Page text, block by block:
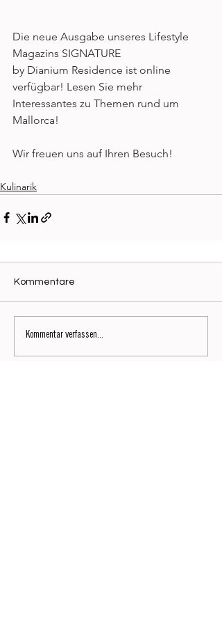
Die neue Ausgabe unseres Lifestyle
Magazins SIGNATURE
by Dianium Residence ist online
verfügbar! Lesen Sie mehr
Interessantes zu Themen rund um
Mallorca!
Wir freuen uns auf Ihren Besuch!
Kulinarik
Kommentare
Kommentar verfassen...